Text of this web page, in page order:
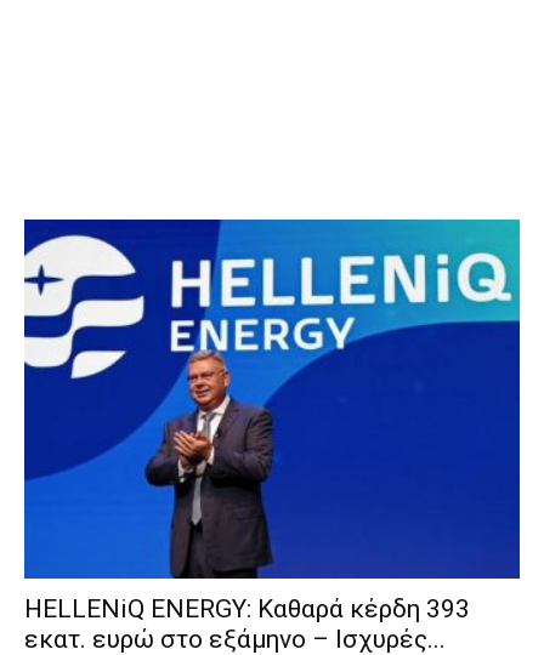
HELLENiQ ENERGY: Καθαρά κέρδη 393
εκατ. ευρώ στο εξάμηνο – Ισχυρές...